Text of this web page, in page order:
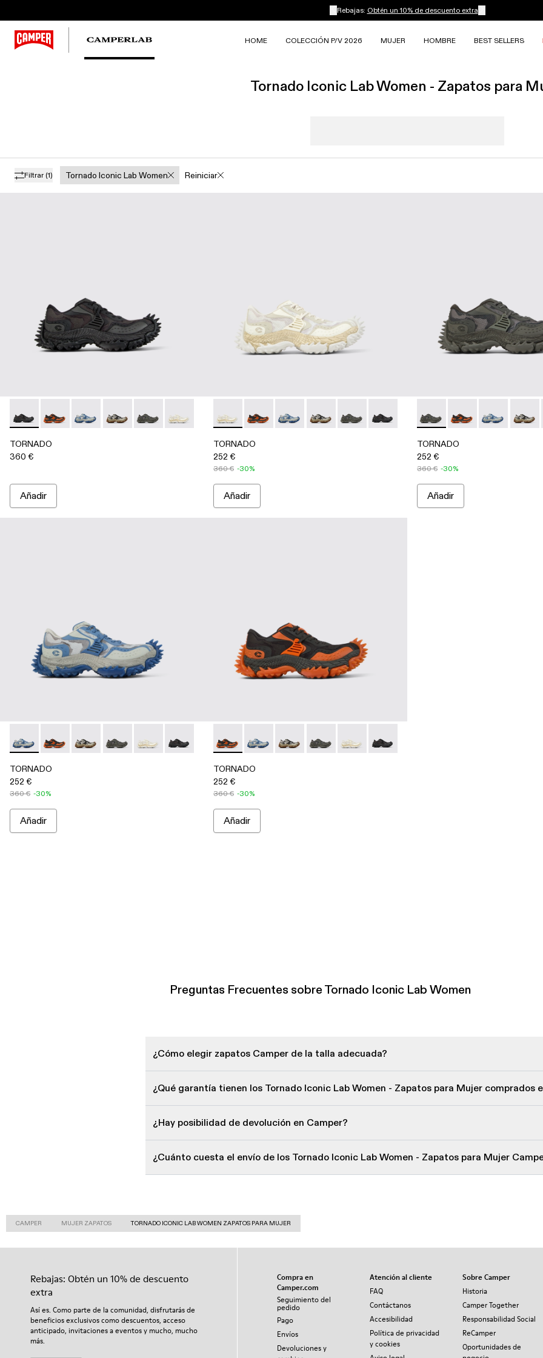
Rebajas: Obtén un 10% de descuento extra
HOME COLECCIÓN P/V 2026 MUJER HOMBRE BEST SELLERS
Tornado Iconic Lab Women - Zapatos para
Filtrar (1) Tornado Iconic Lab Women Reiniciar
TORNADO - A500043-001 - Multicolor
TORNADO - A500043-009 - Multicolor
TORNADO - A500043-008 - Multicolor
TORNADO - A500043-007 - Multicolor
TORNADO - A500043-006 - Grey
TORNADO - A500043-002 - Multicolor
TORNADO
360 €
Añadir
TORNADO - A500043-002 - Multicolor
TORNADO - A500043-009 - Multicolor
TORNADO - A500043-008 - Multicolor
TORNADO - A500043-007 - Multicolor
TORNADO - A500043-006 - Grey
TORNADO - A500043-001 - Multicolor
TORNADO
252 €
360 € -30%
Añadir
TORNADO - A500043-006
TORNADO -TORNADO -
TORNADO
252 €
360 € -30%
Añadir
TORNADO - A500043-008 - Multicolor
TORNADO - A500043-009 - Multicolor
TORNADO - A500043-007 - Multicolor
TORNADO - A500043-006 - Grey
TORNADO - A500043-002 - Multicolor
TORNADO - A500043-001 - Multicolor
TORNADO
252 €
360 € -30%
Añadir
TORNADO - A500043-009 - Multicolor
TORNADO - A500043-008 - Multicolor
TORNADO - A500043-007 - Multicolor
TORNADO - A500043-006 - Grey
TORNADO - A500043-002 - Multicolor
TORNADO - A500043-001 - Multicolor
TORNADO
252 €
360 € -30%
Añadir
Preguntas Frecuentes sobre Tornado Iconic Lab Women
¿Cómo elegir zapatos Camper de la talla adecuada?
¿Qué garantía tienen los Tornado Iconic Lab Women - Zapatos para Mujer comprados
¿Hay posibilidad de devolución en Camper?
¿Cuánto cuesta el envío de los Tornado Iconic Lab Women - Zapatos para Mujer
CAMPER MUJER ZAPATOS TORNADO ICONIC LAB WOMEN ZAPATOS PARA MUJER
Rebajas: Obtén un 10% de descuento
extra
Así es. Como parte de la comunidad, disfrutarás de
beneficios exclusivos como descuentos, acceso
anticipado, invitaciones a eventos y mucho, mucho
más.
Compra en
Camper.com
Seguimiento del
pedido
Pago
Envíos
Devoluciones y
Atención al cliente
FAQ
Contáctanos
Accesibilidad
Política de privacidad
y cookies
Sobre Camper
Historia
Camper Together
Responsabilidad Social
ReCamper
Oportunidades de